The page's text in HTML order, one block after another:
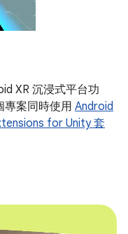
XR 沉浸式平台功
專案同時使用 Android
for Unity 套